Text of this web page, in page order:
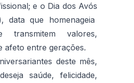
e o Dia dos Avós
data que homenageia
transmitem valores,
afeto entre gerações.
deste mês,
saúde, felicidade,